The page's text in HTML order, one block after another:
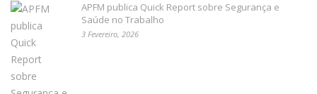
APFM publica Quick Report sobre Segurança e
Saúde no Trabalho
3 Fevereiro, 2026